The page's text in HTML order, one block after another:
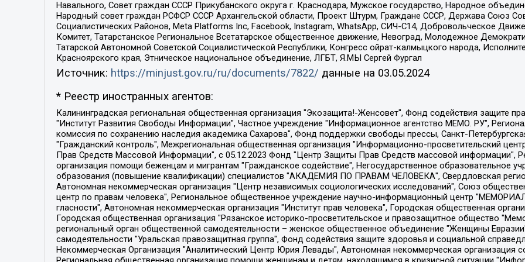
Навального, Совет граждан СССР Прикубанского округа г. Краснодара, Мужское государство, Народное
Народный совет граждан РСФСР СССР Архангельской области, Проект Штурм, Граждане СССР, Держава Союз
Социалистических Районов, Meta Platforms Inc, Facebook, Instagram, WhatsApp, СИЧ-С14, Добровольческое
Комитет, Татарстанское Региональное Всетатарское общественное движение, Невоград, Молодежное
Татарской Автономной Советской Социалистической Республики, Конгресс ойрат-калмыцкого народа,
Красноярского края, Этническое национальное объединение, ЛГБТ, Я.МЫ Сергей Фургал
Источник: https://minjust.gov.ru/ru/documents/7822/ данные на 03.05.2024
* Реестр иностранных агентов:
Калининградская региональная общественная организация "Экозащита!-Женсовет", Фонд содействия защите прав и свобод граждан "Общественный вердикт", Фонд "Институт Развития Свободы Информации", Частное учреждение "Информационное агентство МЕМО. РУ", Региональная общественная организация "Общественная комиссия по сохранению наследия академика Сахарова", Фонд поддержки свободы прессы, Санкт-Петербургская общественная правозащитная организация "Гражданский контроль", Межрегиональная общественная организация "Информационно-просветительский центр "Мемориал", Региональный Фонд "Центр Защиты Прав Средств Массовой Информации", с 05.12.2023 Фонд "Центр Защиты Прав Средств массовой информации", Региональная общественная благотворительная организация помощи беженцам и мигрантам "Гражданское содействие", Негосударственное образовательное учреждение дополнительного профессионального образования (повышение квалификации) специалистов "АКАДЕМИЯ ПО ПРАВАМ ЧЕЛОВЕКА", Свердловская региональная общественная организация "Сутяжник", Автономная некоммерческая организация "Центр независимых социологических исследований", Союз общественных объединений "Российский исследовательский центр по правам человека", Региональное общественное учреждение научно-информационный центр "МЕМОРИАЛ", Некоммерческая организация "Фонд защиты гласности", Автономная некоммерческая организация "Институт прав человека", Городская общественная организация "Екатеринбургское общество "МЕМОРИАЛ", Городская общественная организация "Рязанское историко-просветительское и правозащитное общество "Мемориал" (Рязанский Мемориал), Челябинский региональный орган общественной самодеятельности – женское общественное объединение "Женщины Евразии", Челябинский региональный орган общественной самодеятельности "Уральская правозащитная группа", Фонд содействия защите здоровья и социальной справедливости имени Андрея Рылькова, Автономная Некоммерческая Организация "Аналитический Центр Юрия Левады", Автономная некоммерческая организация социальной поддержки населения "Проект Апрель", Региональная общественная организация помощи женщинам и детям, находящимся в кризисной ситуации "Информационно-методический центр "Анна", Фонд содействия развитию массовых коммуникаций и правовому просвещению "Так-так-Так", Фонд содействия устойчивому развитию "Серебряная тайга", Свердловский региональный общественный фонд социальных проектов "Новое время", "Idel.Реалии", Кавказ.Реалии, Крым.Реалии, Телеканал Настоящее Время, Татаро-башкирская служба Радио Свобода (Azatliq Radiosi), Радио Свободная Европа/Радио Свобода (PCE/PC), "Сибирь.Реалии", "Фактограф", Благотворительный фонд помощи осужденным и их семьям, Автономная некоммерческая организация "Институт глобализации и социальных движений", Фонд "В защиту прав заключенных", Частное учреждение "Центр поддержки и содействия развитию средств массовой информации", Пензенский региональный общественный благотворительный фонд "Гражданский союз", "Север.Реалии", Некоммерческая организация Фонд "Правовая инициатива", Общество с ограниченной ответственностью "Радио Свободная Европа/Радио Свобода", Чешское информационное агентство "MEDIUM-ORIENT", Красноярская региональная общественная организация "Мы против СПИДа", Камалягин Денис Николаевич, Маркелов Сергей Евгеньевич, Пономарев Лев Александрович, Савицкая Людмила Алексеевна, Автономная некоммерческая организация "Центр по работе с проблемой насилия "НАСИЛИЮ.НЕТ", Межрегиональный профессиональный союз работников здравоохранения "Альянс врачей", Юридическое лицо, зарегистрированное в Латвийской Республике, SIA "Medusa Project" (регистрационный номер 40103797863, дата регистрации 10.06.2014), Некоммерческая организация "Фонд по борьбе с коррупцией", Автономная некоммерческая организация "Институт права и публичной политики", Баданин Роман Сергеевич, Гликин Максим Александрович, Железнова Мария Михайловна, Лукьянова Юлия Сергеевна, Маетная Елизавета Витальевна, Маняхин Петр Борисович, Чуракова Ольга Владимировна, Ярош Юлия Петровна, Юридическое лицо "The Insider SIA", зарегистрированное в Риге, Латвийская Республика (дата регистрации 26.06.2015), являющееся администратором доменного имени интернет-издания "The Insider SIA", https://theins.ru, Постернак Алексей Евгеньевич, Рубин Михаил Аркадьевич, Анин Роман Александрович, Юридическое лицо Istories fonds, зарегистрированное в Латвийской Республике (регистрационный номер 50008295751, дата регистрации 24.02.2020), Великовский Дмитрий Александрович, Долинина Ирина Николаевна, Мароховская Алеся Алексеевна, Шлейнов Роман Юрьевич, Шмагун Олеся Валентиновна, Общество с ограниченной ответственностью "Альтаир 2021", Общество с ограниченной ответственностью "Вега 2021", Общество с ограниченной ответственностью "Главный редактор 2021", Общество с ограниченной ответственностью "Ромашки монолит", Важенков Артем Валерьевич, Ивановская областная общественная организация "Центр гендерных исследований", Гурман Юрий Альбертович, Медиапроект "ОВД-Инфо", Егоров Владимир Владимирович, Жилинский Владимир Александрович, Общество с ограниченной ответственностью "ЗП", Иванова София Юрьевна, Карезина Инна Павловна, Кильтау Екатерина Викторовна, Петров Алексей Викторович, Пискунов Сергей Евгеньевич, Смирнов Сергей Сергеевич, Тихонов Михаил Сергеевич, Общество с ограниченной ответственностью "ЖУРНАЛИСТ-ИНОСТРАННЫЙ АГЕНТ", Арапова Галина Юрьевна, Вольтская Татьяна Анатольевна, Американская компания "Mason G.E.S. Anonymous Foundation" (США), являющаяся владельцем интернет-издания https://mnews.world/, Компания "Stichting Bellingcat", зарегистрированная в Нидерландах (дата регистрации 11.07.2018), Захаров Андрей Вячеславович, Клепиковская Екатерина Дмитриевна, Общество с ограниченной ответственностью "МЕМО", Перл Роман Александрович, Симонов Евгений Алексеевич, Соловьева Елена Анатольевна, Сотников Даниил Владимирович, Сурначева Елизавета Дмитриевна, Автономная некоммерческая организация по защите прав человека и информированию населения "Якутия – Наше Мнение", Общество с ограниченной ответственностью "Москоу диджитал медиа", с 26.01.2023 Общество с ограниченной ответственностью "Чайка Белые сады", Ветошкина Валерия Валерьевна, Заговора Максим Александрович, Межрегиональное общественное движение "Российская ЛГБТ - сеть", Оленичев Максим Владимирович, Павлов Иван Юрьевич, Скворцова Елена Сергеевна, Общество с ограниченной ответственностью "Как бы инагент", Кочетков Игорь Викторович, Общество с ограниченной ответственностью "Честные выборы", Еланчик Олег Александрович, Общество с ограниченной ответственностью "Нобелевский призыв", Гималова Регина Эмилевна, Григорьев Андрей Валерьевич, Григорьева Алина Александровна, Ассоциация по содействию защите прав призывников, альтернативнослужащих и военнослужащих "Правозащитная группа